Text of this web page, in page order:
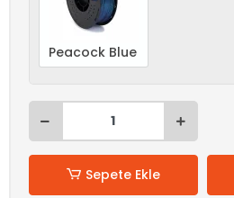
Peacock Blue
Sepete Ekle